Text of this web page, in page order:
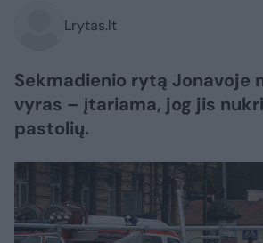
Lrytas.lt
Sekmadienio rytą Jonavoje
vyras – įtariama, jog jis
pastolių.